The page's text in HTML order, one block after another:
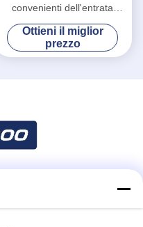
convenienti dell'entrata
agitano il portone del
cancello girevole
Ottieni il miglior
prezzo